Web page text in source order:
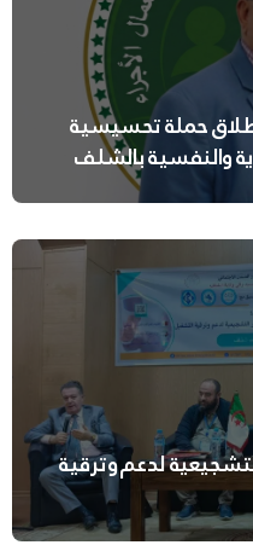
حملة تحسيسية
والنفسية بالشلف
لدعم وترقية